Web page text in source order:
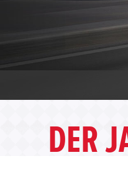
DER